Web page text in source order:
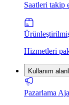
Saatleri takip
Hizmetleri
Kullanım
Pazarlama